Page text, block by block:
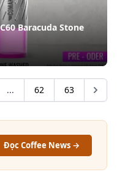
Baracuda Stone
... 62 63
Đọc Coffee News →